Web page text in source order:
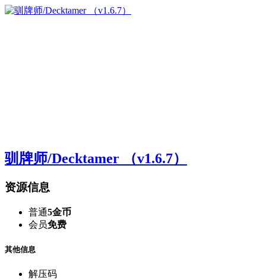
驯牌师/Decktamer （v1.6.7）
资源信息
普通5金币
会员免费
其他信息
解压码